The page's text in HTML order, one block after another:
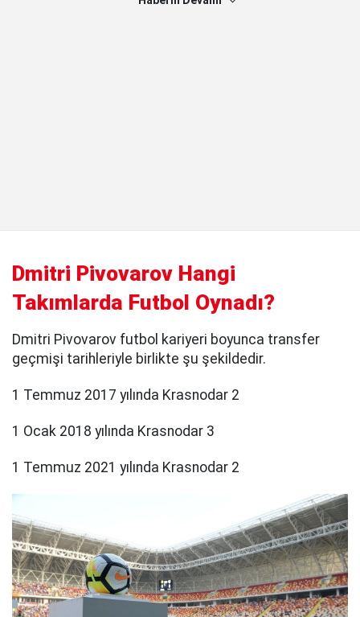
Dmitri Pivovarov Hangi
Takımlarda Futbol Oynadı?
Dmitri Pivovarov futbol kariyeri boyunca transfer
geçmişi tarihleriyle birlikte şu şekildedir.
1 Temmuz 2017 yılında Krasnodar 2
1 Ocak 2018 yılında Krasnodar 3
1 Temmuz 2021 yılında Krasnodar 2